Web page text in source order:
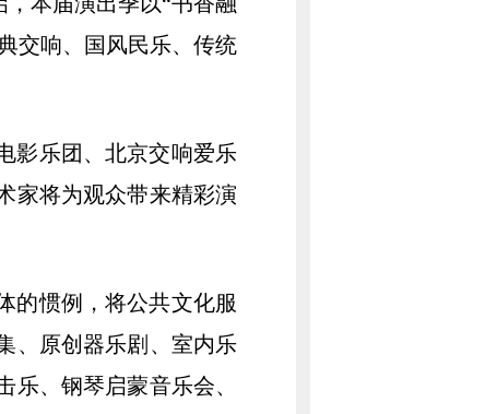
交响、国风民乐、传统
影乐团、北京交响爱乐
家将为观众带来精彩演
的惯例，将公共文化服
、原创器乐剧、室内乐
、钢琴启蒙音乐会、